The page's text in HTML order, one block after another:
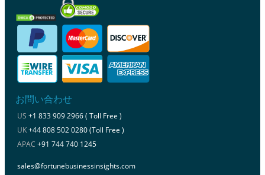
お問い合わせ
US +1 833 909 2966 ( Toll Free )
UK+44 808 502 0280 (Toll Free )
APAC +91 744 740 1245
sales@fortunebusinessinsights.com